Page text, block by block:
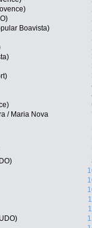
Boavista)
/ Maria Nova